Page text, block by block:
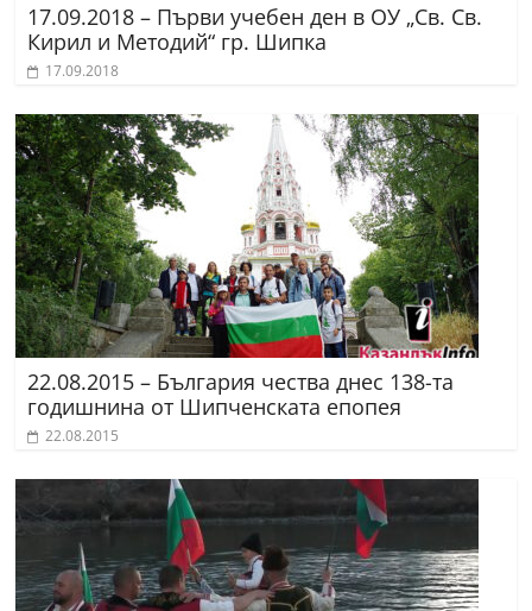
17.09.2018 – Първи учебен ден в ОУ „Св. Св.
Кирил и Методий“ гр. Шипка
17.09.2018
22.08.2015 – България чества днес 138-та
годишнина от Шипченската епопея
22.08.2015